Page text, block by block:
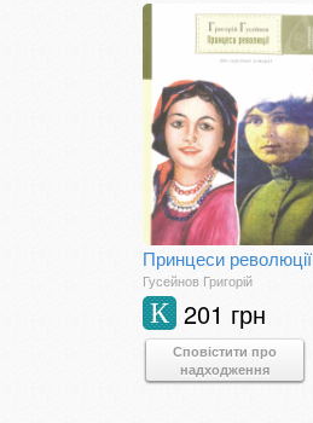
Принцеси революції
Гусейнов Григорій
201 грн
К
Сповістити про
надходження